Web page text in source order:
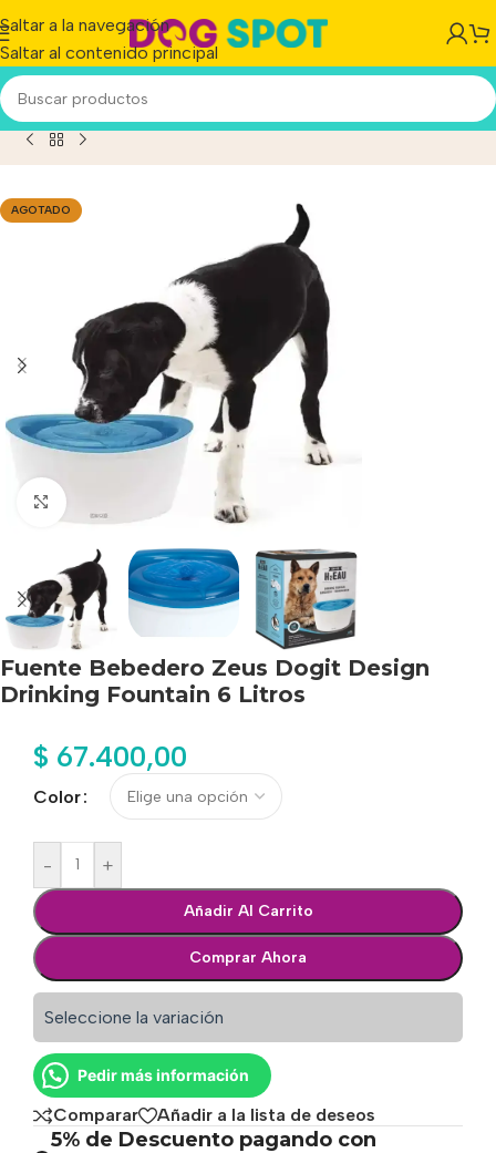
Saltar a la navegación
Saltar al contenido principal
Bebedero Zeus Dogit Design Drinking Fountain 6 Litros
AGOTADO
Haga clic para ampliar
Fuente Bebedero Zeus Dogit Design
Drinking Fountain 6 Litros
$ 67.400,00
Color
- +
Añadir Al Carrito
Comprar Ahora
Seleccione la variación
Pedir más información
Comparar Añadir a la lista de deseos
5% de Descuento pagando con